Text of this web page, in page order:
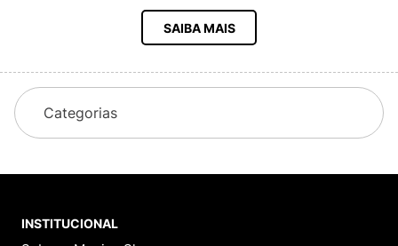
The North Faceé uma marca de roupas e
equipamentos esportivos conhecida por sua qualidade e
durabilidade. A marca oferece uma ampla variedade de
atender às necessidades de todos os clientes.
Top 5 produtos The North Face mais vendidos
mais vendidos em 2025 foram:
Jaqueta The North Face ThermoBall Eco Hoodie
SAIBA MAIS
Categorias
INSTITUCIONAL